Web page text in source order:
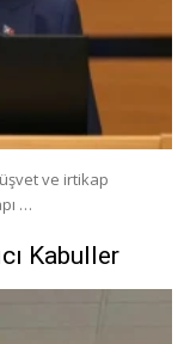
ve irtikap
…
Kabuller